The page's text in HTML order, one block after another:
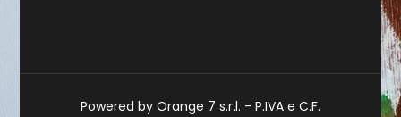
Powered by Orange 7 s.r.l. - P.IVA e C.F.